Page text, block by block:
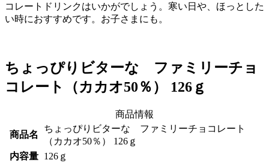
コレートドリンクはいかがでしょう。寒い日や、ほっとした
い時におすすめです。お子さまにも。
ちょっぴりビターな ファミリーチョ
コレート（カカオ50％） 126ｇ
商品情報
商品名
ちょっぴりビターな ファミリーチョコレート
（カカオ50％） 126ｇ
内容量 126ｇ